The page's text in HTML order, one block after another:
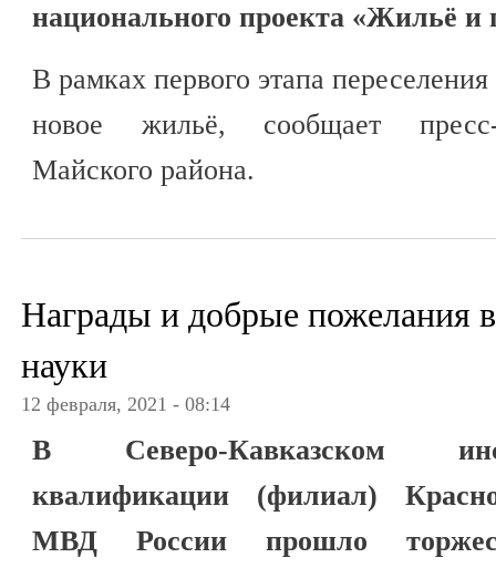
национального проекта «Жильё и
В рамках первого этапа
новое жильё, сообщает пресс-
Майского района.
Награды и добрые пожелания
науки
12 февраля, 2021 - 08:14
В Северо-Кавказском
квалификации (филиал)
МВД России прошло